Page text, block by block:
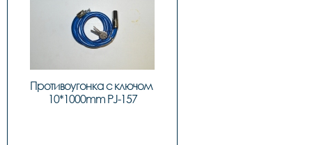
Противоугонка с ключом
10*1000mm PJ-157